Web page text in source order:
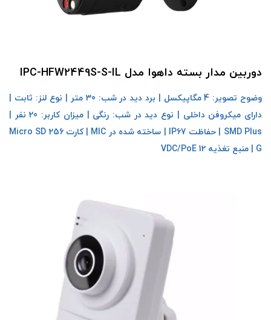
دوربین مدار بسته داهوا مدل IPC-HFW2449S-S-IL
وضوح تصویر: 4 مگاپیکسل | برد دید در شب: 30 متر | نوع لنز: ثابت |
دارای میکروفن داخلی | نوع دید در شب: رنگی | میزان کاربر: 20 نفر |
SMD Plus | حفاظت IP67 | ساخته شده در MIC | کارت Micro SD 256
G | منبع تغذیه 12 VDC/PoE